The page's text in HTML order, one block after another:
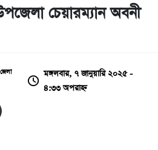
চেয়ারম্যান অবনী
মঙ্গলবার, ৭ জানুয়ারি ২০২৫ -
৪:৩৩ অপরাহ্ন